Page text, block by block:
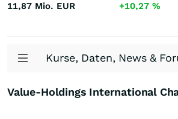
11,87 Mio. EUR +10,27 %
Kurse, Daten, News &
Value-Holdings International